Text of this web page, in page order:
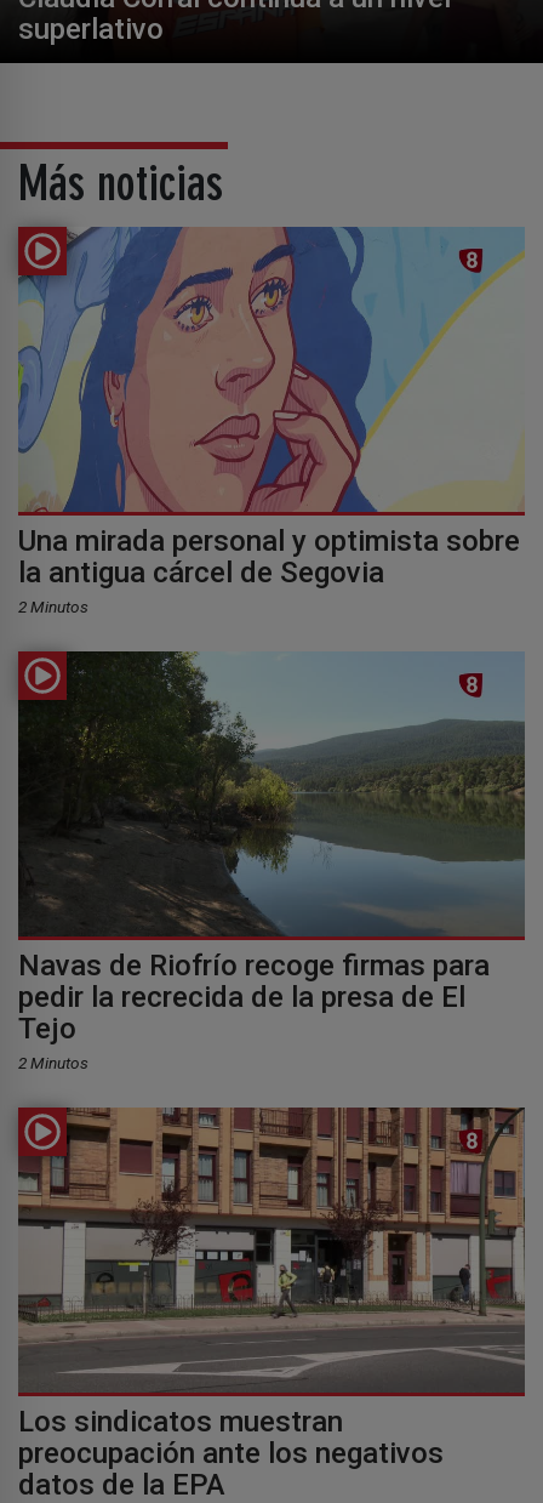
superlativo
Más noticias
Una mirada personal y optimista sobre
la antigua cárcel de Segovia
2 Minutos
Navas de Riofrío recoge firmas para
pedir la recrecida de la presa de El
Tejo
2 Minutos
Los sindicatos muestran
preocupación ante los negativos
datos de la EPA